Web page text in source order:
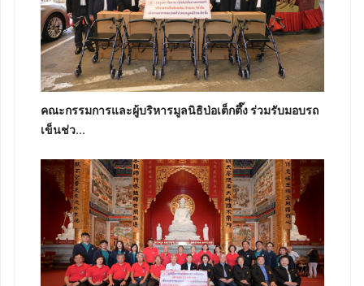
คณะกรรมการและผู้บริหารมูลนิธิป่อเต็กตึ๊ง ร่วมรับมอบรถ
เข็นช่ว...